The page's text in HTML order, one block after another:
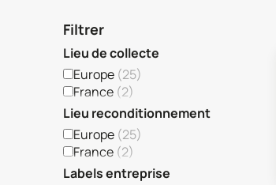
Filtrer
Lieu de collecte
Europe (25)
France (2)
Lieu reconditionnement
Europe (25)
France (2)
Labels entreprise